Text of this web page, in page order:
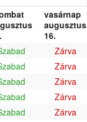
vasárnap
augusztus
16.
Zárva
Zárva
Zárva
Zárva
Zárva